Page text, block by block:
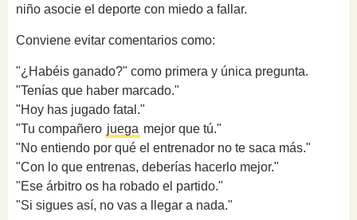
niño asocie el deporte con miedo a fallar.
Conviene evitar comentarios como:
"¿Habéis ganado?" como primera y única pregunta.
"Tenías que haber marcado."
"Hoy has jugado fatal."
"Tu compañero juega mejor que tú."
"No entiendo por qué el entrenador no te saca más."
"Con lo que entrenas, deberías hacerlo mejor."
"Ese árbitro os ha robado el partido."
"Si sigues así, no vas a llegar a nada."